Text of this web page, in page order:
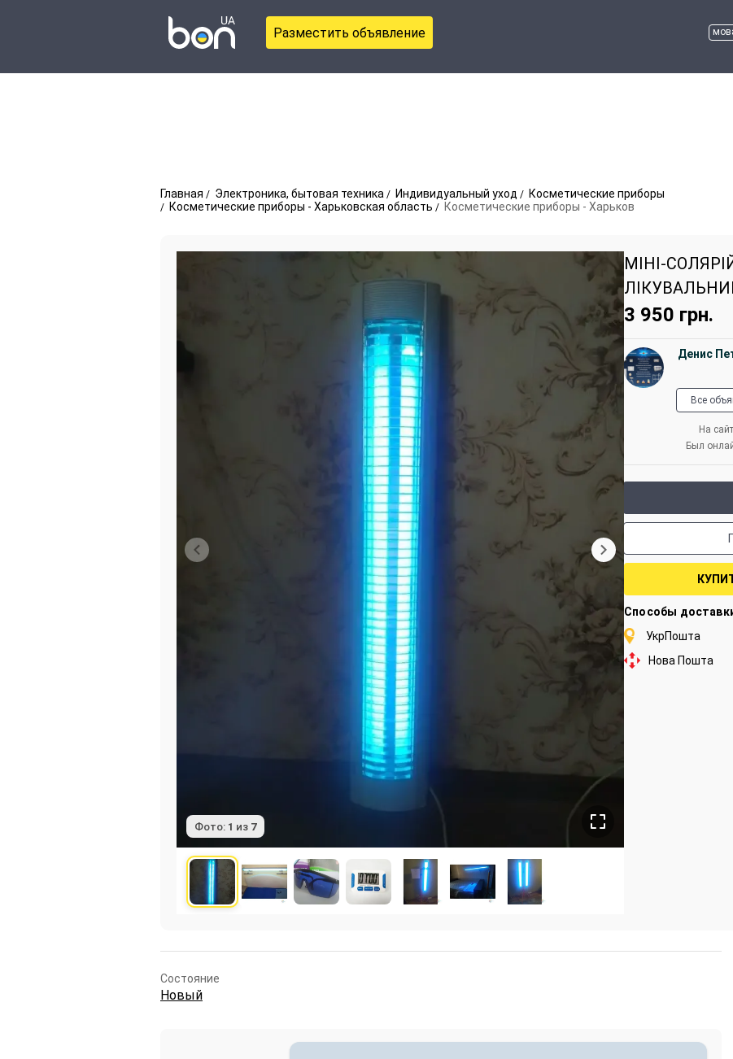
Разместить объявление
Главная Электроника, бытовая техника Индивидуальный уход
Косметические приборы
Косметические приборы - Харьковская область
Косметические приборы - Харьков
Фото: 1 из 7
МIНI-
3 950 грн.
Денис
Все
На
Был
Способы
УкрПошта
Нова Пошта
Состояние
Новый